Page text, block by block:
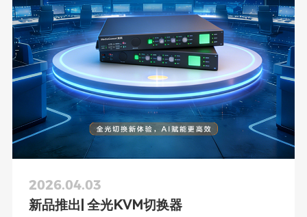
2026.04.03
新品推出| 全光KVM切换器